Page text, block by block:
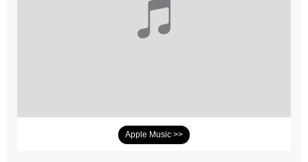
Apple Music >>